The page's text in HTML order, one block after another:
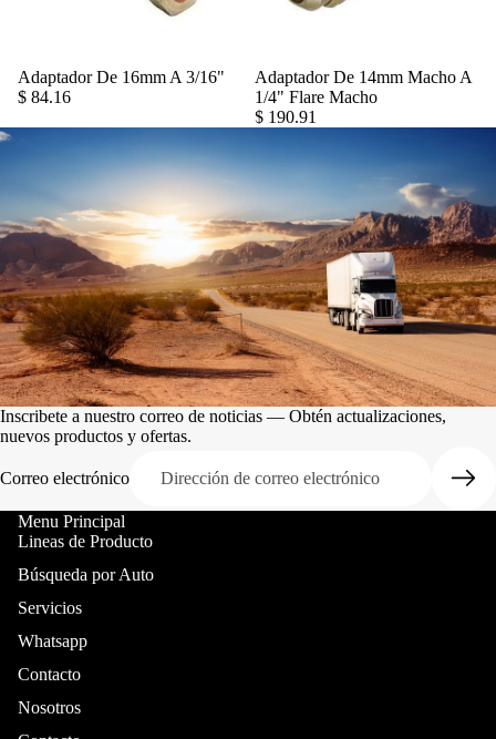
Agregar
Adaptador De 16mm A 3/16"
$ 84.16
Adaptador De 14mm Macho A
1/4" Flare Macho
$ 190.91
Inscribete a nuestro correo de noticias — Obtén actualizaciones,
nuevos productos y ofertas.
Correo electrónico
Menu Principal
Lineas de Producto
Búsqueda por Auto
Servicios
Whatsapp
Contacto
Nosotros